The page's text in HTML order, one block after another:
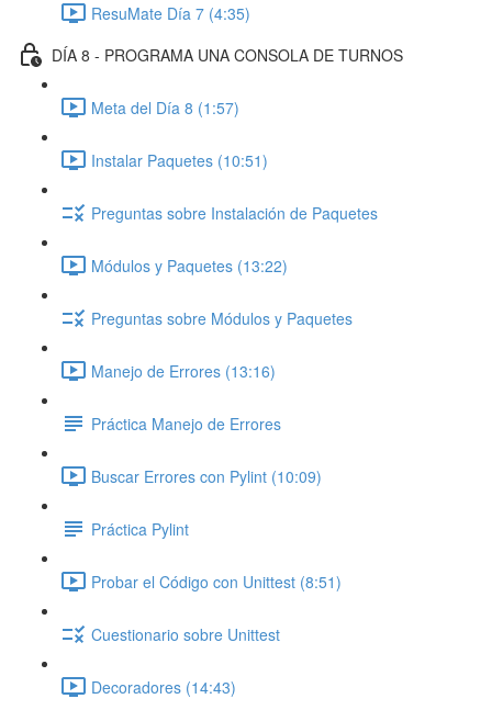
ResuMate Día 7 (4:35)
DÍA 8 - PROGRAMA UNA CONSOLA DE TURNOS
Meta del Día 8 (1:57)
Instalar Paquetes (10:51)
Preguntas sobre Instalación de Paquetes
Módulos y Paquetes (13:22)
Preguntas sobre Módulos y Paquetes
Manejo de Errores (13:16)
Práctica Manejo de Errores
Buscar Errores con Pylint (10:09)
Práctica Pylint
Probar el Código con Unittest (8:51)
Cuestionario sobre Unittest
Decoradores (14:43)